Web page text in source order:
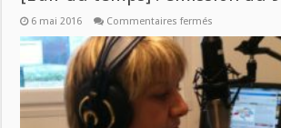
6 mai 2016 Commentaires fermés
du
temps]
émission
9
mai